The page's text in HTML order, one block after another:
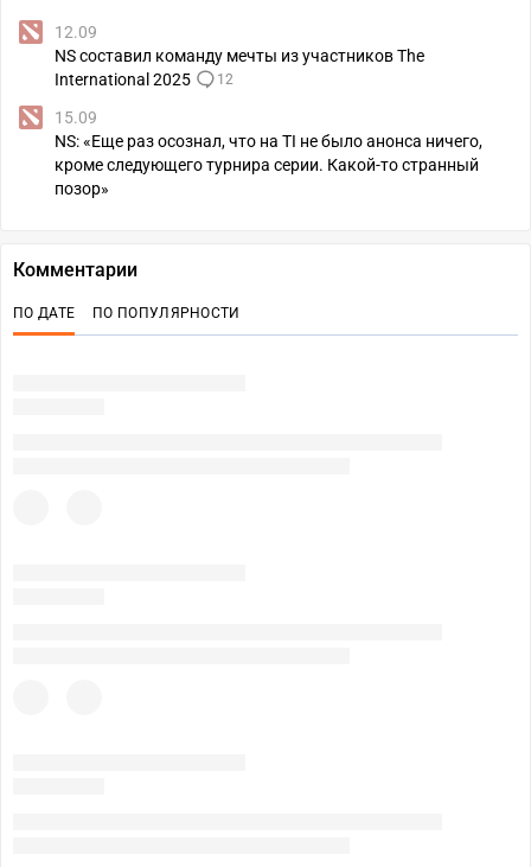
12.09
NS составил команду мечты из участников The
International 2025
12
15.09
NS: «Еще раз осознал, что на TI не было анонса ничего,
кроме следующего турнира серии. Какой-то странный
позор»
Комментарии
ПО ДАТЕ ПО ПОПУЛЯРНОСТИ